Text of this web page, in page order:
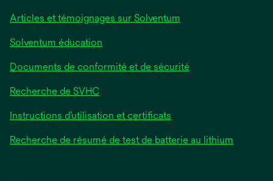
onglet
Articles et témoignages sur Solventum
Solventum éducation
Documents de conformité et de sécurité
Recherche de SVHC
Instructions d’utilisation et certificats
Recherche de résumé de test de batterie au lithium